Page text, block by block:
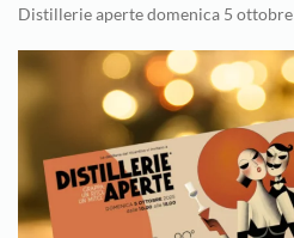
Distillerie aperte domenica 5 ottobre